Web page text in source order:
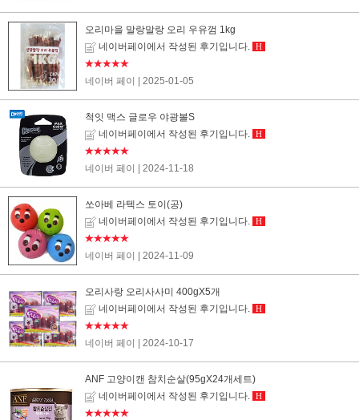
오리마을 말랑말랑 오리 우유껌 1kg
네이버페이에서 작성된 후기입니다. H
★★★★★
네이버 페이
| 2025-01-05
척잇 맥스 글로우 야광볼S
네이버페이에서 작성된 후기입니다. H
★★★★★
네이버 페이
| 2024-11-18
쏘아베 라텍스 토이(공)
네이버페이에서 작성된 후기입니다. H
★★★★★
네이버 페이
| 2024-11-09
오리사랑 오리사사미 400gX5개
네이버페이에서 작성된 후기입니다. H
★★★★★
네이버 페이
| 2024-10-17
ANF 고양이캔 참치순살(95gX24개세트)
네이버페이에서 작성된 후기입니다. H
★★★★★